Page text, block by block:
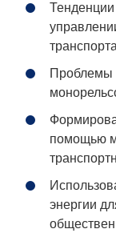
транспорта
Проблемы
помощью
энергии